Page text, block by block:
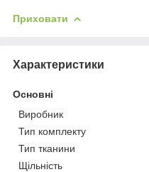
Приховати
Характеристики
Основні
Виробник
Тип комплекту
Тип тканини
Щільність